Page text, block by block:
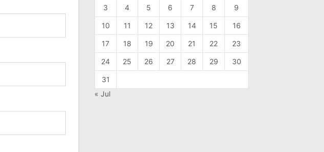
3 4 5 6 7 8 9
10 11 12 13 14 15 16
17 18 19 20 21 22 23
24 25 26 27 28 29 30
31
« Jul